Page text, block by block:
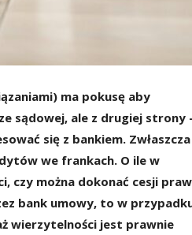
ma pokusę aby
sądowej, ale z drugiej strony
się z bankiem. Zwłaszcza
we frankach. O ile w
czy można dokonać cesji praw
bank umowy, to w
wierzytelności jest prawnie